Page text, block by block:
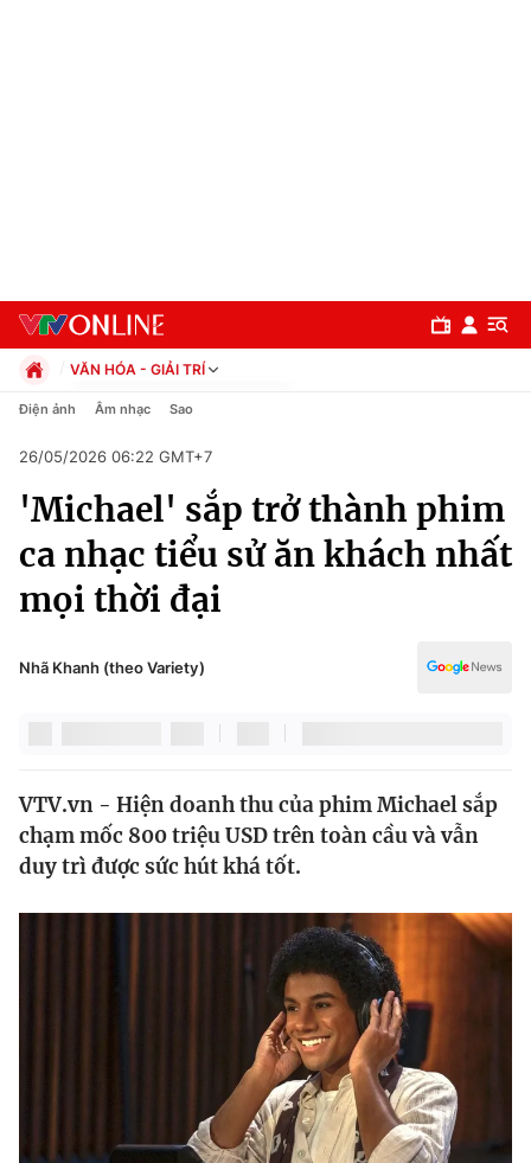
Chuyên mục
Chính trị
Xã hội
Pháp luật
Thế giới
Tin tức
Thế giới đó đây
Kinh tế
Đời sống
VĂN HÓA - GIẢI TRÍ
Chính trị
Pháp luật
Kinh tế
Thể thao
Truyền hình
Văn hóa - Giải trí
Công nghệ
Điện ảnh Âm nhạc Sao
26/05/2026 06:22 GMT+7
'Michael' sắp trở thành phim
ca nhạc tiểu sử ăn khách nhất
mọi thời đại
Nhã Khanh (theo Variety)
VTV.vn - Hiện doanh thu của phim Michael sắp
chạm mốc 800 triệu USD trên toàn cầu và vẫn
duy trì được sức hút khá tốt.